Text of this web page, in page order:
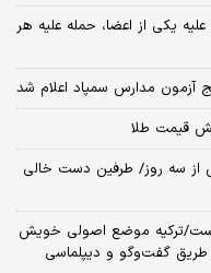
یکی از اعضا، حمله علیه هر
آزمون مدارس سمپاد اعلام شد
از سه روز/ طرفین دست خالی
ترکیه موضع اصولی خویش
طریق گفت‌وگو و دیپلماسی